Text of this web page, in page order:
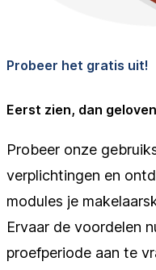
Probeer het gratis uit!
Eerst zien, dan
Probeer onze
verplichtingen en
modules je
Ervaar de voordelen
proefperiode aan te